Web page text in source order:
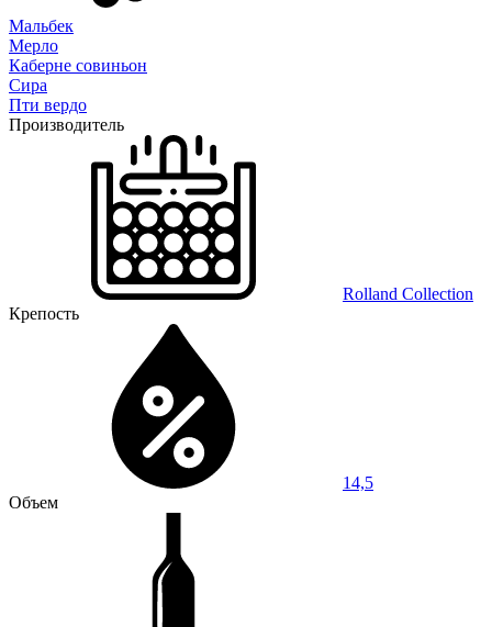
Мальбек
Мерло
Каберне совиньон
Сира
Пти вердо
Производитель
Rolland Collection
Крепость
14,5
Объем